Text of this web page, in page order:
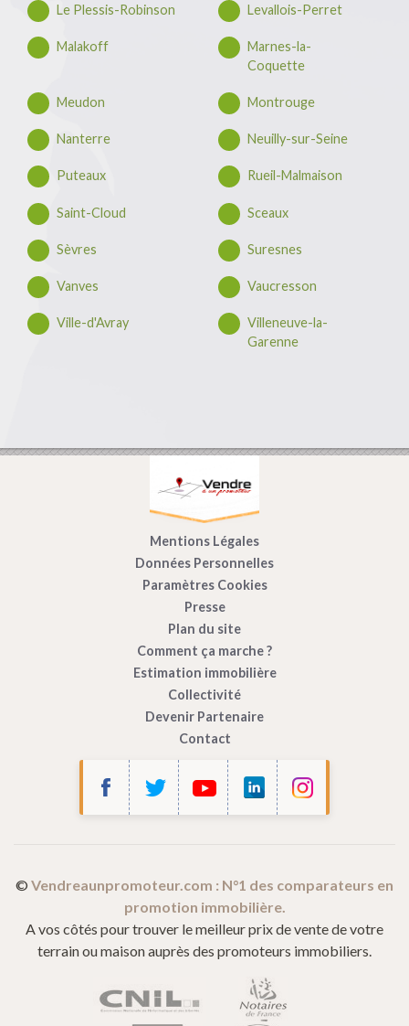
Le Plessis-Robinson Levallois-Perret
Malakoff
Marnes-la-
Coquette
Meudon Montrouge
Nanterre Neuilly-sur-Seine
Puteaux Rueil-Malmaison
Saint-Cloud Sceaux
Sèvres Suresnes
Vanves Vaucresson
Ville-d'Avray
Villeneuve-la-
Garenne
Mentions Légales
Données Personnelles
Paramètres Cookies
Presse
Plan du site
Comment ça marche ?
Estimation immobilière
Collectivité
Devenir Partenaire
Contact
© Vendreaunpromoteur.com : N°1 des comparateurs en
promotion immobilière.
A vos côtés pour trouver le meilleur prix de vente de votre
terrain ou maison auprès des promoteurs immobiliers.